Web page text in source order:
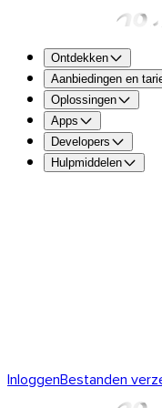
Ontdekken
Aanbiedingen en
Oplossingen
Apps
Developers
Hulpmiddelen
InloggenBestanden